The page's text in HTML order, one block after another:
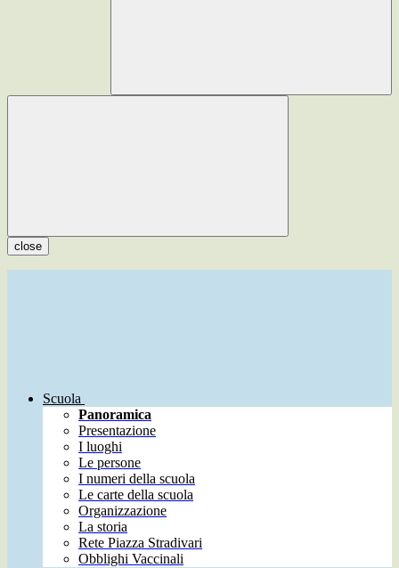
close
Scuola
Panoramica
Presentazione
I luoghi
Le persone
I numeri della scuola
Le carte della scuola
Organizzazione
La storia
Rete Piazza Stradivari
Obblighi Vaccinali